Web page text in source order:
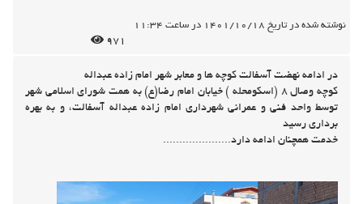
آسفالت وصال 8(اسکومحله) خیابان امام رضا(ع) شهر امام زاده
نوشته شده در تاریخ 1401/10/18در ساعت 11:34
در ادامه نهضت آسفالت کوچه ها و معابر شهر امام زاده عبداله
توسط واحد فنی و عمرانی شهرداری امام زاده عبداله آسفالت، و به بهره
برداری رسید